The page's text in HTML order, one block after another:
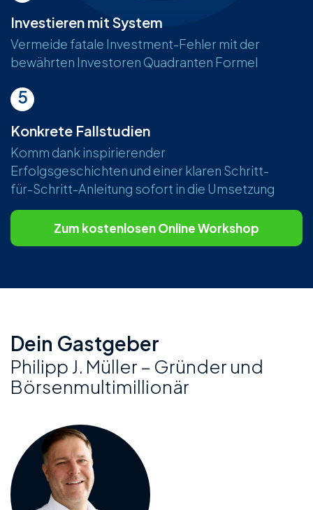
Investieren mit System
Vermeide fatale Investment-Fehler mit der
bewährten Investoren Quadranten Formel
5
Konkrete Fallstudien
Komm dank inspirierender
Erfolgsgeschichten und einer klaren Schritt-
für-Schritt-Anleitung sofort in die Umsetzung
Zum kostenlosen Online Workshop
Dein Gastgeber
Philipp J. Müller – Gründer und
Börsenmultimillionär